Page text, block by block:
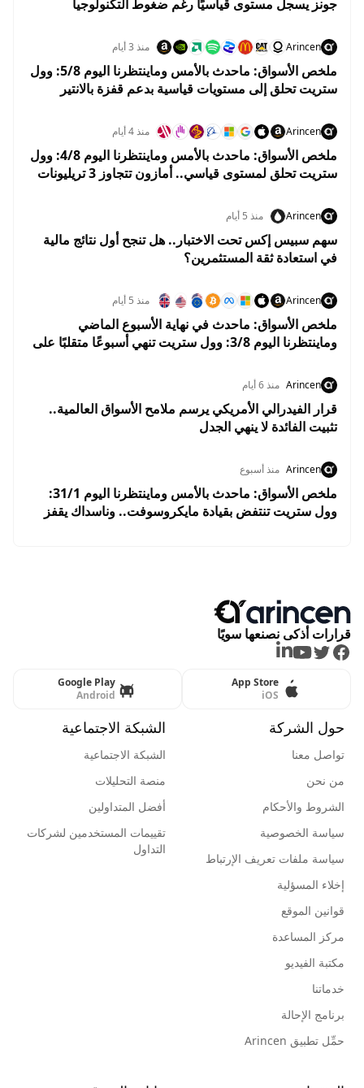
جونز يسجل مستوى قياسيًا رغم ضغوط التكنولوجيا
Arincen منذ 3 أيام
ملخص الأسواق: ماحدث بالأمس وماينتظرنا اليوم 5/8: وول
ستريت تحلق إلى مستويات قياسية بدعم قفزة بالانتير
Arincen منذ 4 أيام
ملخص الأسواق: ماحدث بالأمس وماينتظرنا اليوم 4/8: وول
ستريت تحلق لمستوى قياسي.. أمازون تتجاوز 3 تريليونات
Arincen منذ 5 أيام
سهم سبيس إكس تحت الاختبار.. هل تنجح أول نتائج مالية
في استعادة ثقة المستثمرين؟
Arincen منذ 5 أيام
ملخص الأسواق: ماحدث في نهاية الأسبوع الماضي
وماينتظرنا اليوم 3/8: وول ستريت تنهي أسبوعًا متقلبًا على
Arincen منذ 6 أيام
قرار الفيدرالي الأمريكي يرسم ملامح الأسواق العالمية..
تثبيت الفائدة لا ينهي الجدل
Arincen منذ أسبوع
ملخص الأسواق: ماحدث بالأمس وماينتظرنا اليوم 31/1:
وول ستريت تنتفض بقيادة مايكروسوفت.. وناسداك يقفز
قرارات أذكى نصنعها سويًا
Facebook
Twitter
Youtube
LinkedIn
App Store
iOS
Google Play
Android
حول الشركة
تواصل معنا
من نحن
الشروط والأحكام
سياسة الخصوصية
سياسة ملفات تعريف الإرتباط
إخلاء المسؤلية
قوانين الموقع
مركز المساعدة
مكتبة الفيديو
خدماتنا
برنامج الإحالة
حمِّل تطبيق Arincen
الشبكة الاجتماعية
الشبكة الاجتماعية
منصة التحليلات
أفضل المتداولين
تقييمات المستخدمين لشركات
التداول